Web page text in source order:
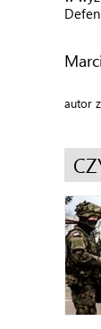
autor